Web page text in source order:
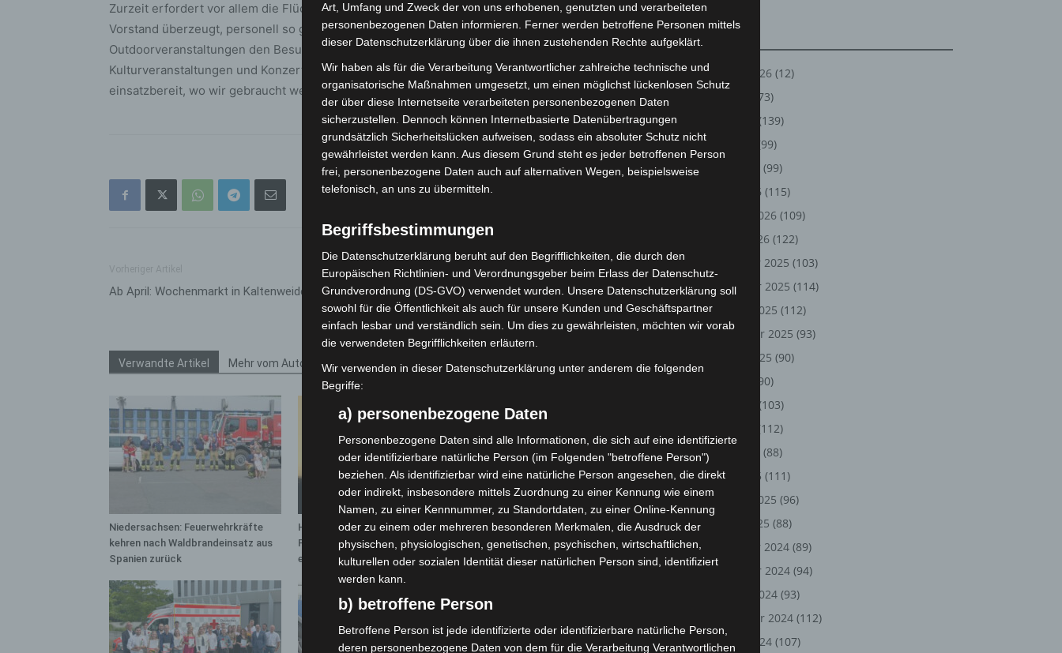
Zurzeit erfordert vor allem die Flüchtlingsarbeit viel Einsatz für den ASB. Dennoch ist der
Vorstand überzeugt, personell so gut aufgestellt zu sein, um gerade auch im Sommer wieder bei
Outdoorveranstaltungen den Besuchern und Besucherinnen von Fußballspielen, Volksfesten,
Kulturveranstaltungen und Konzerten helfend zur Seite zu stehen. „Im Notfall sind wir immer da
einsatzbereit, wo wir gebraucht werden – mit voller Kraft“, betont Vonnemann.
Ab April: Wochenmarkt in Kaltenweide
Nächster Artikel
Aus der Slowakei gerettetes Löwenrudel ist im
Serengeti-Park angekommen
Verwandte Artikel Mehr vom Autor
Niedersachsen: Feuerwehrkräfte
kehren nach Waldbrandeinsatz aus
Spanien zurück
Hannover: Erste Tigermücken-
Population in Niedersachsen
entdeckt
Brand im „Haus der Begegnung“ in
Neuwarmbüchen schnell
eingedämmt
August 2026 (12)
(73)
(139)
(99)
(99)
März 2026 (115)
Februar 2026 (109)
Januar 2026 (122)
Dezember 2025 (103)
November 2025 (114)
Oktober 2025 (112)
September 2025 (93)
August 2025 (90)
(90)
(103)
(112)
April 2025
(88)
März 2025 (111)
Februar 2025 (96)
Januar 2025 (88)
Dezember 2024 (89)
November 2024 (94)
Oktober 2024 (93)
September 2024 (112)
August 2024 (107)
Art, Umfang und Zweck der von uns erhobenen, genutzten und verarbeiteten
personenbezogenen Daten informieren. Ferner werden betroffene Personen mittels
dieser Datenschutzerklärung über die ihnen zustehenden Rechte aufgeklärt.
Wir haben als für die Verarbeitung Verantwortlicher zahlreiche technische und
organisatorische Maßnahmen umgesetzt, um einen möglichst lückenlosen Schutz
der über diese Internetseite verarbeiteten personenbezogenen Daten
sicherzustellen. Dennoch können Internetbasierte Datenübertragungen
grundsätzlich Sicherheitslücken aufweisen, sodass ein absoluter Schutz nicht
gewährleistet werden kann. Aus diesem Grund steht es jeder betroffenen Person
frei, personenbezogene Daten auch auf alternativen Wegen, beispielsweise
telefonisch, an uns zu übermitteln.
Begriffsbestimmungen
Die Datenschutzerklärung beruht auf den Begrifflichkeiten, die durch den
Europäischen Richtlinien- und Verordnungsgeber beim Erlass der Datenschutz-
Grundverordnung (DS-GVO) verwendet wurden. Unsere Datenschutzerklärung soll
sowohl für die Öffentlichkeit als auch für unsere Kunden und Geschäftspartner
einfach lesbar und verständlich sein. Um dies zu gewährleisten, möchten wir vorab
die verwendeten Begrifflichkeiten erläutern.
Wir verwenden in dieser Datenschutzerklärung unter anderem die folgenden
Begriffe:
a) personenbezogene Daten
Personenbezogene Daten sind alle Informationen, die sich auf eine identifizierte
oder identifizierbare natürliche Person (im Folgenden "betroffene Person")
beziehen. Als identifizierbar wird eine natürliche Person angesehen, die direkt
oder indirekt, insbesondere mittels Zuordnung zu einer Kennung wie einem
Namen, zu einer Kennnummer, zu Standortdaten, zu einer Online-Kennung
oder zu einem oder mehreren besonderen Merkmalen, die Ausdruck der
physischen, physiologischen, genetischen, psychischen, wirtschaftlichen,
kulturellen oder sozialen Identität dieser natürlichen Person sind, identifiziert
werden kann.
b) betroffene Person
Betroffene Person ist jede identifizierte oder identifizierbare natürliche Person,
deren personenbezogene Daten von dem für die Verarbeitung Verantwortlichen